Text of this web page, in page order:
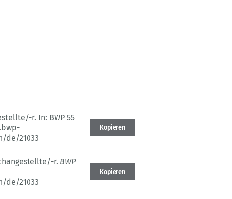
r. In: BWP 55
de/21033
Kopieren
r. BWP
de/21033
Kopieren